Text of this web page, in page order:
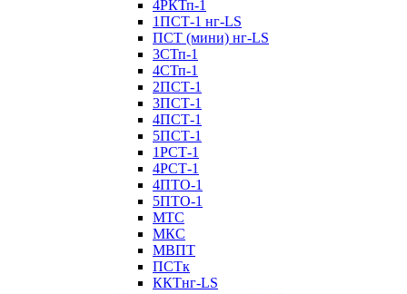
4РКТп-1
1ПСТ-1 нг-LS
ПСТ (мини) нг-LS
3СТп-1
4СТп-1
2ПСТ-1
3ПСТ-1
4ПСТ-1
5ПСТ-1
1РСТ-1
4РСТ-1
4ПТО-1
5ПТО-1
МТС
МКС
МВПТ
ПСТк
ККТнг-LS